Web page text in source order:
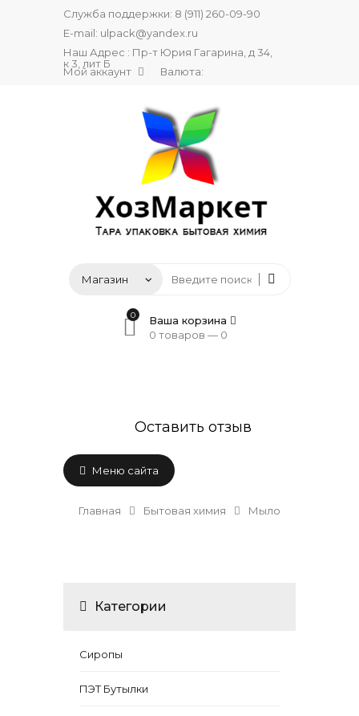
Служба поддержки: 8 (911) 260-09-90
E-mail: ulpack@yandex.ru
Наш Адрес : Пр-т Юрия Гагарина, д 34,
к 3, лит Б
Мой аккаунт Валюта:
0
Ваша корзина
0 товаров — 0
Оставить отзыв
Меню сайта
Главная Бытовая химия Мыло
Категории
Сиропы
ПЭТ Бутылки